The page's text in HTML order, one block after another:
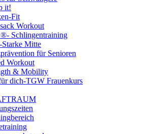
it!
Fit
Workout
Schlingentraining
Starke Mitte
für Senioren
Workout
& Mobility
dich-TGW Frauenkurs